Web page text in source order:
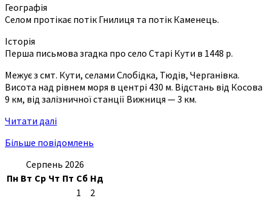
Географія
Селом протікає потік Гнилиця та потік Каменець.
Історія
Перша письмова згадка про село Старі Кути в 1448 р.
Межує з смт. Кути, селами Слобідка, Тюдів, Черганівка.
Висота над рівнем моря в центрі 430 м. Відстань від Косова
9 км, від залізничної станції Вижниця — 3 км.
Читати далі
Більше повідомлень
Серпень 2026
Пн Вт Ср Чт Пт Сб Нд
1
2